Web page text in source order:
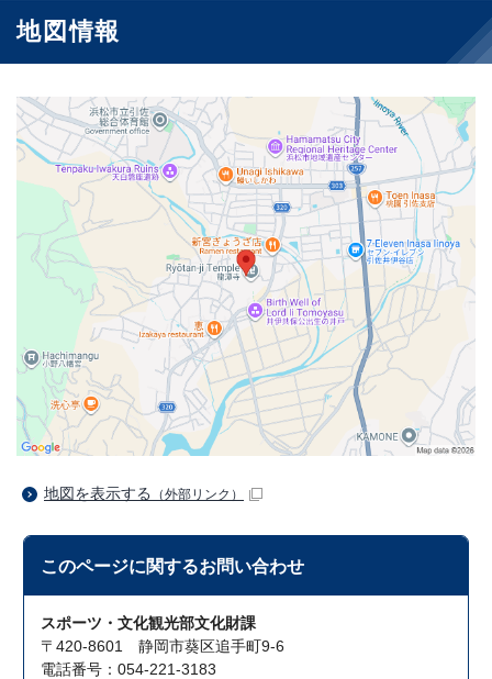
地図情報
地図を表示する （外部リンク）
このページに関するお問い合わせ
スポーツ・文化観光部文化財課
〒420-8601 静岡市葵区追手町9-6
電話番号：054-221-3183